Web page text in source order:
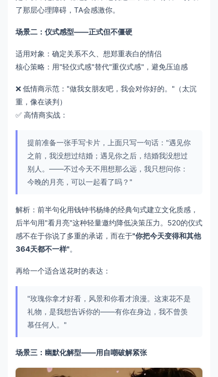
了那层心理障碍，TA会感激你。
场景二：仪式感型——正式但不僵硬
适用对象：确定关系不久、想郑重表白的情侣
核心策略：用"轻仪式感"替代"重仪式感"，避免压迫感
❌ 低情商示范："做我女朋友吧，我会对你好的。"（太沉
重，像在谈判）
✅ 高情商实战：
提前准备一张手写卡片，上面只写一句话："遇见你
之前，我没想过结婚；遇见你之后，结婚我没想过
别人。——不过今天不用想那么远，我只想问你：
今晚的月亮，可以一起看了吗？"
解析：前半句化用钱钟书杨绛的经典句式建立文化质感，
后半句用"看月亮"这种轻量邀约降低决策压力。520的仪式
感不在于你说了多重的承诺，而在于"你把今天变得和其他
364天都不一样"。
再给一个适合送花时的表达：
"玫瑰你拿才好看，风景和你看才浪漫。这束花不是
礼物，是我想告诉你的——有你在身边，我不曾羡
慕任何人。"
场景三：幽默化解型——用自嘲破解紧张